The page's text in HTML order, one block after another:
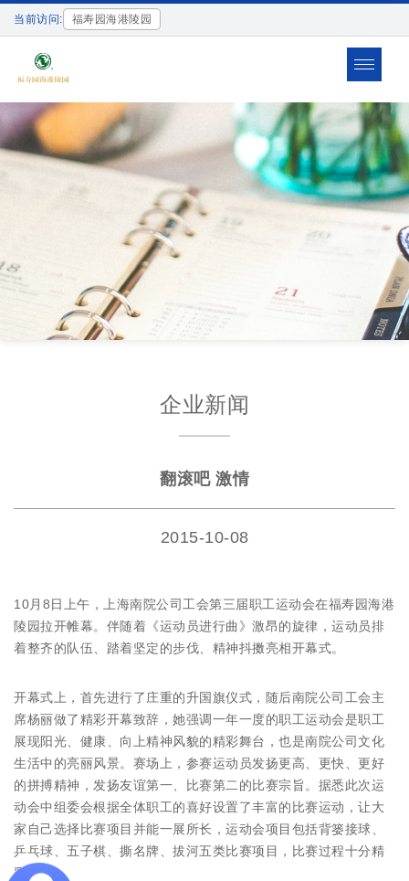
当前访问: 福寿园海港陵园
Toggle
企业新闻
翻滚吧 激情
2015-10-08
10月8日上午，上海南院公司工会第三届职工运动会在福寿园海港
陵园拉开帷幕。伴随着《运动员进行曲》激昂的旋律，运动员排
着整齐的队伍、踏着坚定的步伐、精神抖擞亮相开幕式。
开幕式上，首先进行了庄重的升国旗仪式，随后南院公司工会主
席杨丽做了精彩开幕致辞，她强调一年一度的职工运动会是职工
展现阳光、健康、向上精神风貌的精彩舞台，也是南院公司文化
生活中的亮丽风景。赛场上，参赛运动员发扬更高、更快、更好
的拼搏精神，发扬友谊第一、比赛第二的比赛宗旨。据悉此次运
动会中组委会根据全体职工的喜好设置了丰富的比赛运动，让大
家自己选择比赛项目并能一展所长，运动会项目包括背篓接球、
乒乓球、五子棋、撕名牌、拔河五类比赛项目，比赛过程十分精
彩。